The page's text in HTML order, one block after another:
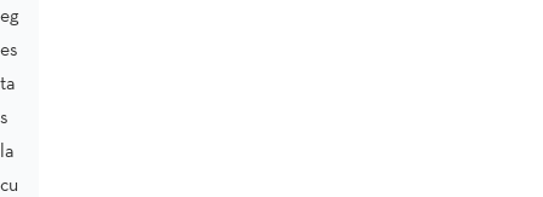
eg
es
ta
s
la
cu